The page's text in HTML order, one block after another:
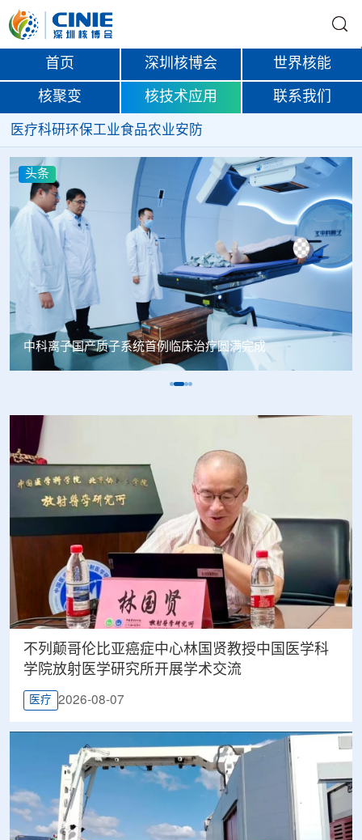
首页 深圳核博会 世界核能
核聚变 核技术应用 联系我们
医疗科研环保工业食品农业安防
头条
韩国忠清北道上半年农水产品放射性检测结果达标
不列颠哥伦比亚癌症中心林国贤教授中国医学科
学院放射医学研究所开展学术交流
医疗 2026-08-07